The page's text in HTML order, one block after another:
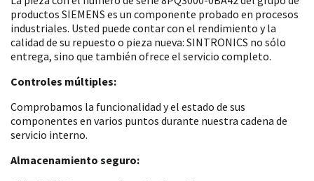
productos SIEMENS es un componente probado en procesos
industriales. Usted puede contar con el rendimiento y la
calidad de su repuesto o pieza nueva: SINTRONICS no sólo
entrega, sino que también ofrece el servicio completo.
Controles múltiples:
Comprobamos la funcionalidad y el estado de sus
componentes en varios puntos durante nuestra cadena de
servicio interno.
Almacenamiento seguro: